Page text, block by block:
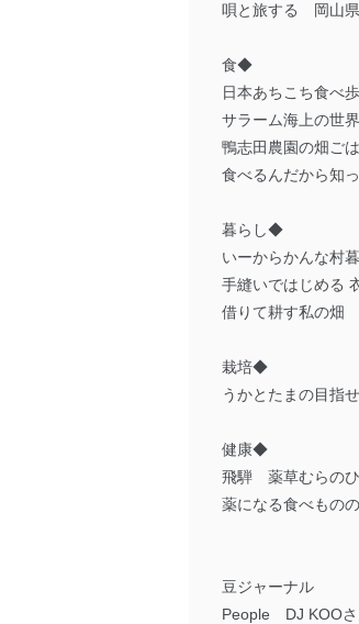
唄と旅する 岡山
食◆
日本あちこち食べ
サラーム海上の世
鴨志田農園の畑ご
食べるんだから知
暮らし◆
いーからかんな村
手縫いではじめる
借りて耕す私の畑
栽培◆
うかとたまの目指
健康◆
飛騨 薬草むらのひ
薬になる食べもの
豆ジャーナル
People DJ KOOさ